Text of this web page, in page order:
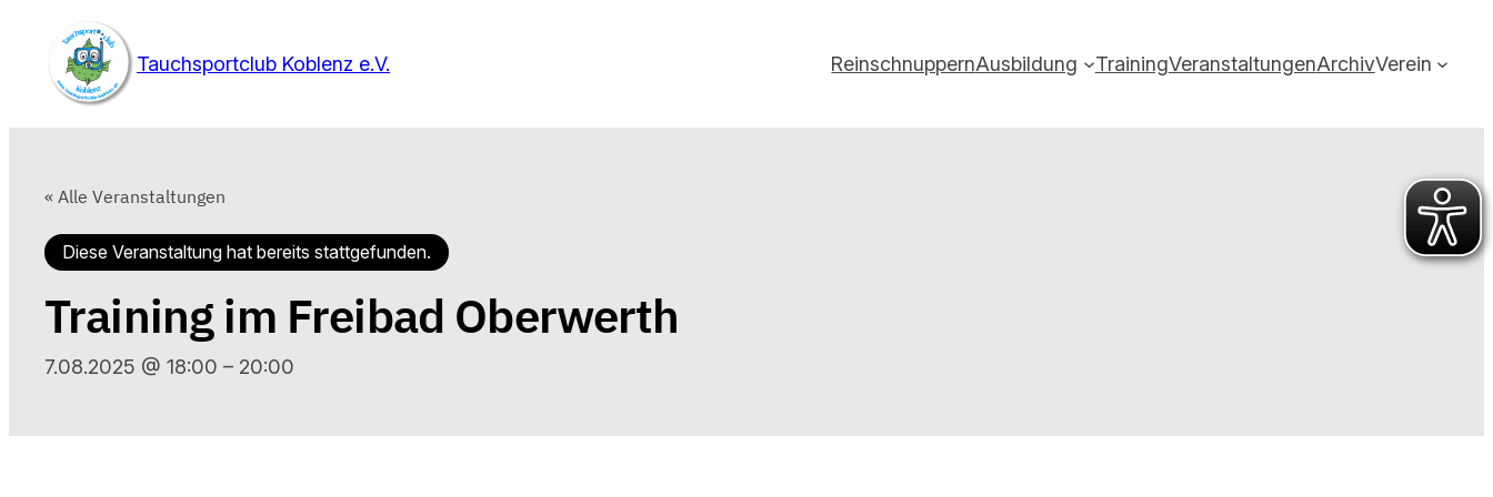
Tauchsportclub Koblenz e.V. ReinschnuppernAusbildung TrainingVeranstaltungenArchivVerein
« Alle Veranstaltungen
Diese Veranstaltung hat bereits stattgefunden.
Training im Freibad Oberwerth
7.08.2025 @ 18:00 – 20:00